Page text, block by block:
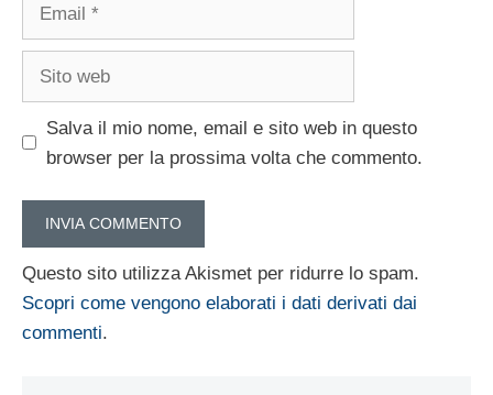
Salva il mio nome, email e sito web in questo
browser per la prossima volta che commento.
Questo sito utilizza Akismet per ridurre lo spam.
Scopri come vengono elaborati i dati derivati dai
commenti.